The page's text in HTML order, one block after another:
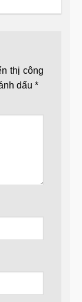
thị công
dấu *